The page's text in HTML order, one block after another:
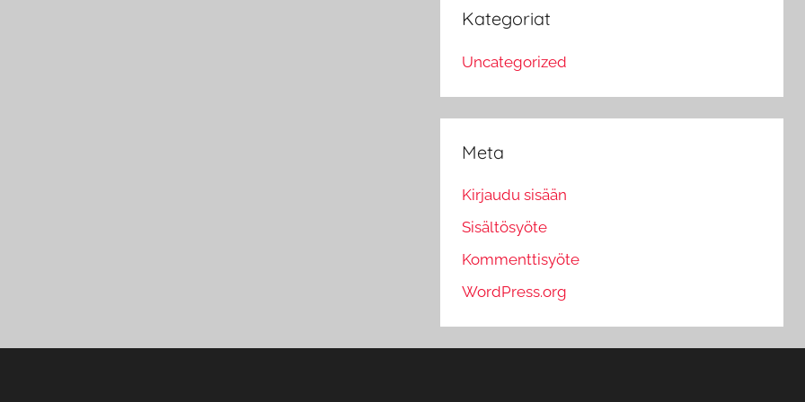
Kategoriat
Uncategorized
Meta
Kirjaudu sisään
Sisältösyöte
Kommenttisyöte
WordPress.org